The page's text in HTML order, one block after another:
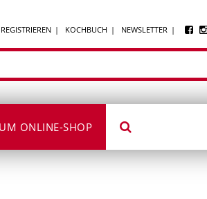
KOCHBUCH NEWSLETTER
ONLINE-SHOP